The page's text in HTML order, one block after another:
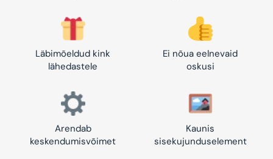
Läbimõeldud kink
lähedastele
Ei nõua eelnevaid
oskusi
Arendab
keskendumisvõimet
Kaunis
sisekujunduselement